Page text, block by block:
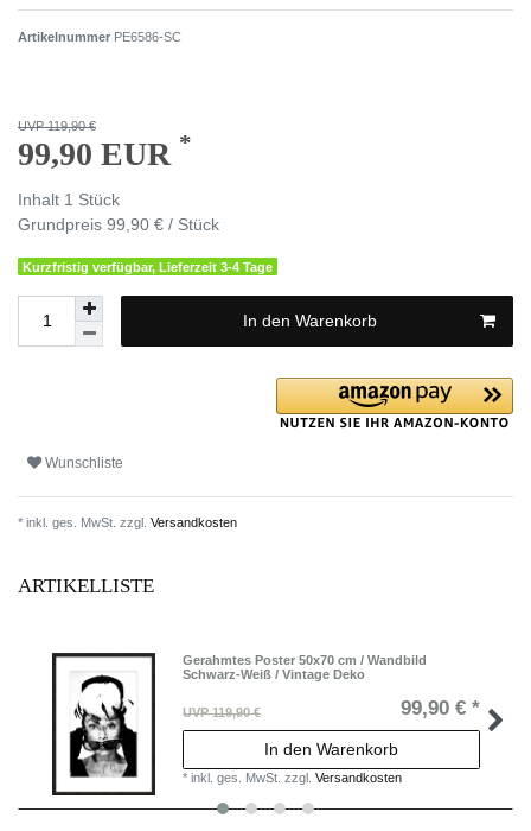
Artikelnummer PE6586-SC
UVP 119,90 €
99,90 EUR *
Inhalt 1 Stück
Grundpreis 99,90 € / Stück
Kurzfristig verfügbar, Lieferzeit 3-4 Tage
In den Warenkorb
Wunschliste
* inkl. ges. MwSt. zzgl. Versandkosten
ARTIKELLISTE
Gerahmtes Poster 50x70 cm / Wandbild
Schwarz-Weiß / Vintage Deko
UVP 119,90 € 99,90 € *
In den Warenkorb
*inkl. ges. MwSt. zzgl.Versandkosten